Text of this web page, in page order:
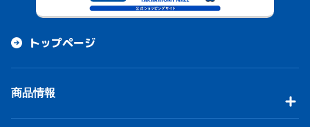
トップページ
商品情報